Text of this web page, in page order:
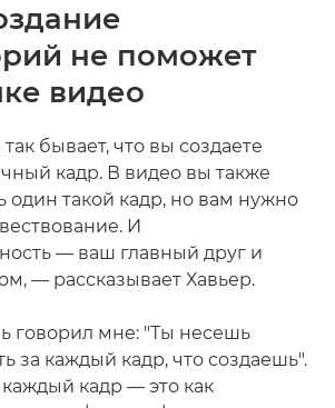
не поможет
видео
бывает, что вы создаете
кадр. В видео вы также
один такой кадр, но вам нужно
И
— ваш главный друг и
— рассказывает Хавьер.
говорил мне: "Ты несешь
за каждый кадр, что создаешь".
каждый кадр — это как